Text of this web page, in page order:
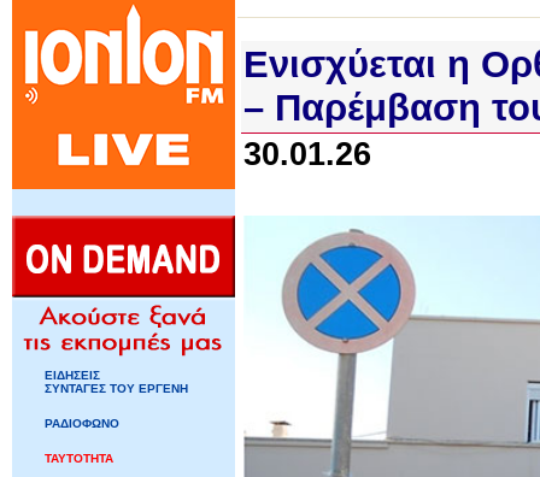
ΕΙΔΗΣΕΙΣ
ΣΥΝΤΑΓΕΣ ΤΟΥ ΕΡΓΕΝΗ
ΡΑΔΙΟΦΩΝΟ
ΤΑΥΤΟΤΗΤΑ
Ενισχύεται η
– Παρέμβαση
30.01.26